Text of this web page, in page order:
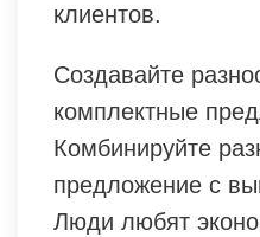
клиентов.
Создавайте
комплектные
Комбинируйте
предложение с
Люди любят